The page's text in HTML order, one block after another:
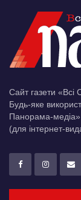
Сайт газети
Будь-яке
Панорама-медіа»
(для інтернет-